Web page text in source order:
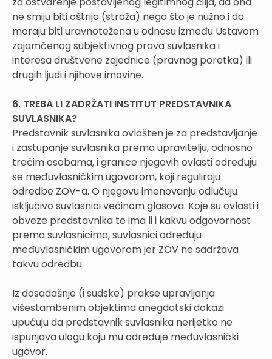
ne smiju biti oštrija (stroža) nego što je nužno i da
moraju biti uravnotežena u odnosu između Ustavom
zajamčenog subjektivnog prava suvlasnika i
interesa društvene zajednice (pravnog poretka) ili
drugih ljudi i njihove imovine.
6. TREBA LI ZADRŽATI INSTITUT PREDSTAVNIKA
SUVLASNIKA?
Predstavnik suvlasnika ovlašten je za predstavljanje
i zastupanje suvlasnika prema upravitelju, odnosno
trećim osobama, i granice njegovih ovlasti određuju
se međuvlasničkim ugovorom, koji reguliraju
odredbe ZOV-a. O njegovu imenovanju odlučuju
isključivo suvlasnici većinom glasova. Koje su ovlasti i
obveze predstavnika te ima li i kakvu odgovornost
prema suvlasnicima, suvlasnici određuju
međuvlasničkim ugovorom jer ZOV ne sadržava
takvu odredbu.
Iz dosadašnje (i sudske) prakse upravljanja
višestambenim objektima anegdotski dokazi
upućuju da predstavnik suvlasnika nerijetko ne
ispunjava ulogu koju mu određuje međuvlasnički
ugovor.